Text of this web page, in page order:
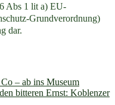
Abs 1 lit a) EU-
Grundverordnung)
dar.
– ab ins Museum
bitteren Ernst: Koblenzer